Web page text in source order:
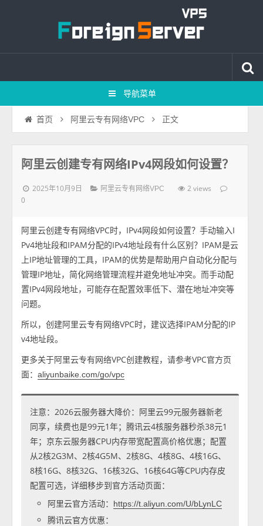
导航菜单
首页 阿里云专有网络VPC 正文
阿里云创建专有网络IPv4网段如何设置？
2025年10月9日 阿里云专有网络VPC 2 views
0
阿里云创建专有网络VPC时，IPv4网段如何设置？手动输入I
Pv4地址段和IPAM分配的IPv4地址段有什么区别？IPAM是云
上IP地址管理的工具，IPAM的优势是帮助用户自动化分配与
管理IP地址，简化网络管理流程并避免地址冲突。而手动配
置IPv4网段地址，可能存在配置效率低下、潜在地址冲突等
问题。
所以，创建阿里云专有网络VPC时，建议选择IPAM分配的IP
v4地址段。
更多关于阿里云专有网络VPC创建教程，请参考VPC官方页
面：aliyunbaike.com/go/vpc
注意：2026云服务器大降价：阿里云99元服务器新老
同享，续费也是99元1年；腾讯云4核服务器秒杀38元1
年；京东云服务器CPU内存带宽配置高价格优惠；配置
从2核2G3M、2核4G5M、2核8G、4核8G、4核16G、
8核16G、8核32G、16核32G、16核64G等CPU内存皮
配置可选，详细移步到官方活动页面：
阿里云官方活动：
https://t.aliyun.com/U/bLynLC
腾讯云官方优惠：